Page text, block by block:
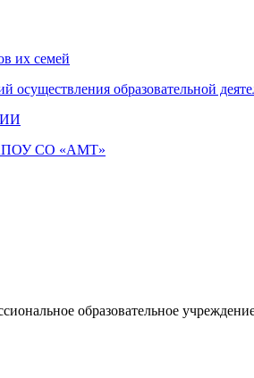
их семей
осуществления образовательной
СО «АМТ»
образовательное